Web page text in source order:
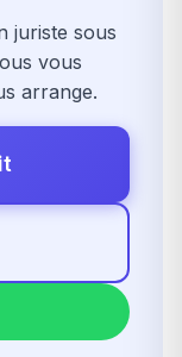
juriste sous
vous
arrange.